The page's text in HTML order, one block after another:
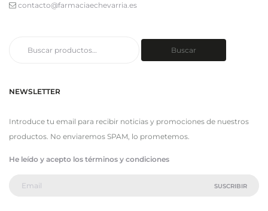
contacto@farmaciaechevarria.es
Buscar
NEWSLETTER
Introduce tu email para recibir noticias y promociones de nuestros
productos. No enviaremos SPAM, lo prometemos.
He leído y acepto los términos y condiciones